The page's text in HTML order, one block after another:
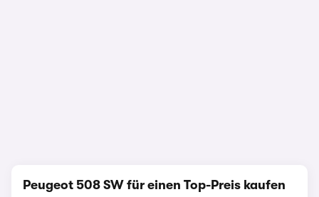
Peugeot 508 SW für einen Top-Preis kaufen